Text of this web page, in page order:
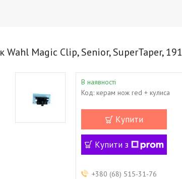
Magic Clip, Senior, SuperTaper,
В наявності
Код: керам нож red + кулиса
Купити
Купити з
+380 (68) 515-31-76